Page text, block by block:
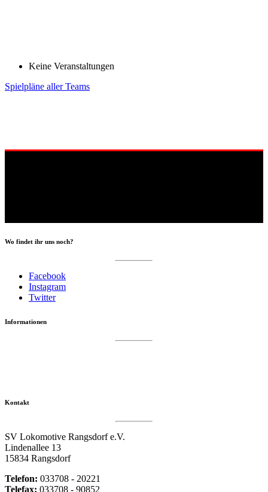
Keine Veranstaltungen
Spielpläne aller Teams
Wo findet ihr uns noch?
Facebook
Instagram
Twitter
Informationen
Kontakt
SV Lokomotive Rangsdorf e.V.
Lindenallee 13
15834 Rangsdorf
Telefon: 033708 - 20221
Telefax: 033708 - 90852